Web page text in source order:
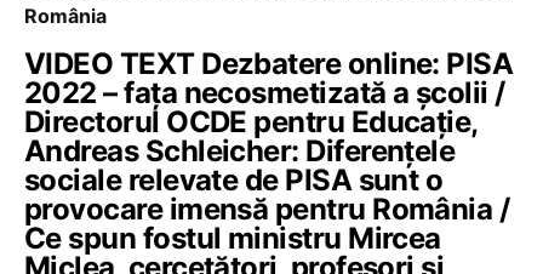
România
VIDEO TEXT Dezbatere online: PISA
2022 – fața necosmetizată a școlii /
Directorul OCDE pentru Educație,
Andreas Schleicher: Diferențele
sociale relevate de PISA sunt o
provocare imensă pentru România /
Ce spun fostul ministru Mircea